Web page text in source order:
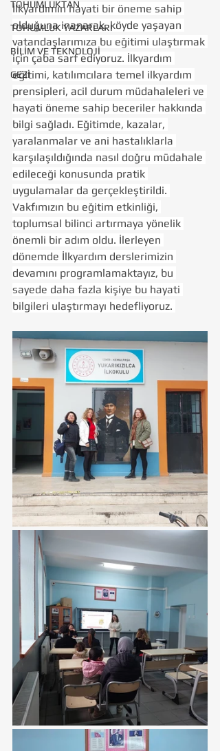
TOHUMLUKTAN
TOHUMLUK YAZARLARI
BİLİM VE TEKNOLOJİ
GEZİ
İlkyardımın hayati bir öneme sahip
olduğuna inanarak, köyde yaşayan
vatandaşlarımıza bu eğitimi ulaştırmak
için çaba sarf ediyoruz. İlkyardım
eğitimi, katılımcılara temel ilkyardım
prensipleri, acil durum müdahaleleri ve
hayati öneme sahip beceriler hakkında
bilgi sağladı. Eğitimde, kazalar,
yaralanmalar ve ani hastalıklarla
karşılaşıldığında nasıl doğru müdahale
edileceği konusunda pratik
uygulamalar da gerçekleştirildi.
Vakfımızın bu eğitim etkinliği,
toplumsal bilinci artırmaya yönelik
önemli bir adım oldu. İlerleyen
dönemde İlkyardım derslerimizin
devamını programlamaktayız, bu
sayede daha fazla kişiye bu hayati
bilgileri ulaştırmayı hedefliyoruz.